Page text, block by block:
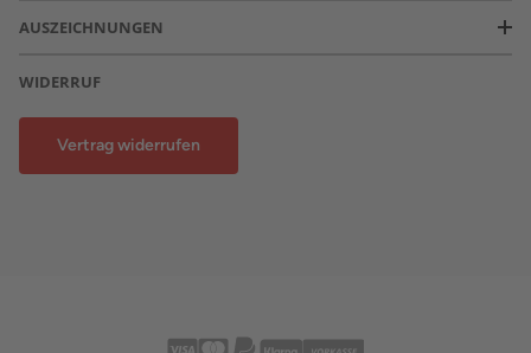
AUSZEICHNUNGEN
WIDERRUF
Vertrag widerrufen